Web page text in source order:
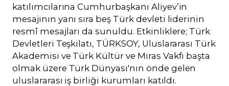
katılımcılarına Cumhurbaşkanı Aliyev’in
mesajının yanı sıra beş Türk devleti liderinin
resmî mesajları da sunuldu. Etkinliklere; Türk
Devletleri Teşkilatı, TÜRKSOY, Uluslararası Türk
Akademisi ve Türk Kültür ve Miras Vakfı başta
olmak üzere Türk Dünyası'nın önde gelen
uluslararası iş birliği kurumları katıldı.